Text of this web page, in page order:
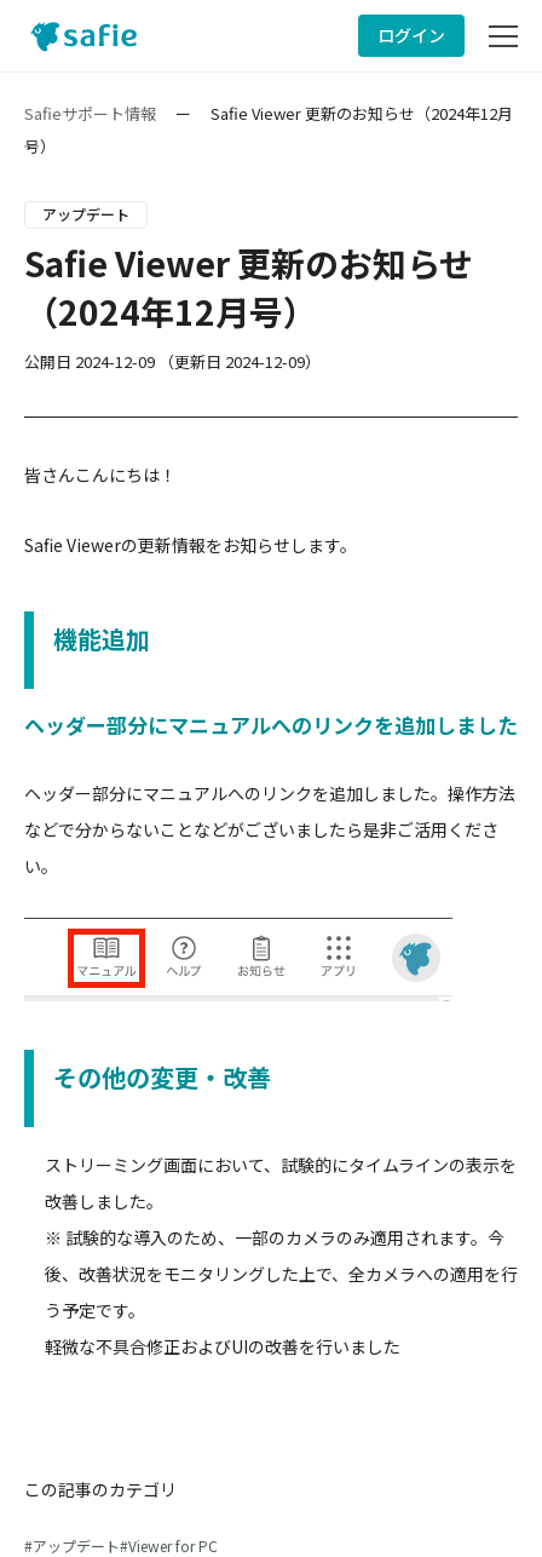
サービスサイト
ヘルプ
お問い合わせ
ログイン
Safieサポート情報 ー Safie Viewer 更新のお知らせ（2024年12月
号）
アップデート
Safie Viewer 更新のお知らせ
（2024年12月号）
公開日 2024-12-09 （更新日 2024-12-09）
皆さんこんにちは！
Safie Viewerの更新情報をお知らせします。
機能追加
ヘッダー部分にマニュアルへのリンクを追加しました
ヘッダー部分にマニュアルへのリンクを追加しました。操作方法
などで分からないことなどがございましたら是非ご活用くださ
い。
その他の変更・改善
ストリーミング画面において、試験的にタイムラインの表示を
改善しました。
※ 試験的な導入のため、一部のカメラのみ適用されます。今
後、改善状況をモニタリングした上で、全カメラへの適用を行
う予定です。
軽微な不具合修正およびUIの改善を行いました
この記事のカテゴリ
アップデート Viewer for PC